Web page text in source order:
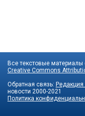
Все текстовые материалы
Creative Commons
Обратная связь: Редакция
новости 2000-2021
Политика